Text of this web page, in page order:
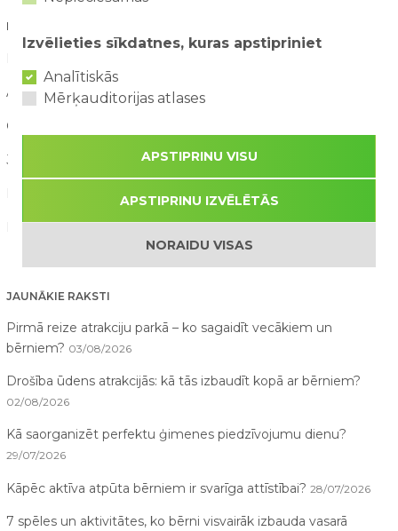
RAKSTU KATEGORIJAS
Aktuāli (90)
Galerija (11)
Jaunumi (160)
Par mums raksta (21)
JAUNĀKIE RAKSTI
Pirmā reize atrakciju parkā – ko sagaidīt vecākiem un
bērniem? 03/08/2026
Drošība ūdens atrakcijās: kā tās izbaudīt kopā ar bērniem?
02/08/2026
Kā saorganizēt perfektu ģimenes piedzīvojumu dienu?
29/07/2026
Kāpēc aktīva atpūta bērniem ir svarīga attīstībai? 28/07/2026
7 spēles un aktivitātes, ko bērni visvairāk izbauda vasarā
Izvēlieties sīkdatnes, kuras apstipriniet
Analītiskās
Mērķauditorijas atlases
APSTIPRINU VISU
APSTIPRINU IZVĒLĒTĀS
NORAIDU VISAS